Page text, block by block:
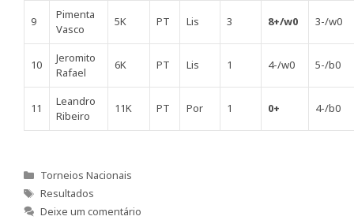
9
Pimenta
Vasco
5K PT Lis 3 8+/w0 3-/w0
10
Jeromito
Rafael
6K PT Lis 1 4-/w0 5-/b0
11
Leandro
Ribeiro
11K PT Por 1 0+ 4-/b0
Categorias
Torneios Nacionais
Etiquetas
Resultados
Deixe um comentário